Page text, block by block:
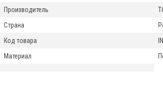
Производитель
Страна
Код товара
Материал